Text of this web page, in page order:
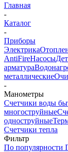
Главная
-
Каталог
-
Приборы
Электрика
AntiFireНасосы
арматура
металлические
-
Манометры
Счетчики воды
многоструйные
одноструйные
Счетчики тепла
Фильтр
По популярности